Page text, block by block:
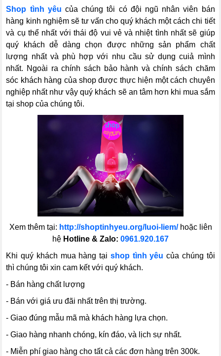
Shop tình yêu của chúng tôi có đội ngũ nhân viên bán
hàng kinh nghiệm sẽ tư vấn cho quý khách một cách chi tiết
và cụ thể nhất với thái độ vui vẻ và nhiệt tình nhất sẽ giúp
quý khách dễ dàng chọn được những sản phẩm chất
lượng nhất và phù hợp với nhu cầu sử dụng cuiả mình
nhất. Ngoài ra chính sách bảo hành và chính sách chăm
sóc khách hàng của shop được thực hiện một cách chuyên
nghiệp nhất như vậy quý khách sẽ an tâm hơn khi mua sắm
tại shop của chúng tôi.
Xem thêm tại: http://shoptinhyeu.org/luoi-liem/hoặc liên
hệ Hotline & Zalo: 0961.920.167
Khi quý khách mua hàng tại shop tình yêu của chúng tôi
thì chúng tôi xin cam kết với quý khách.
- Bán hàng chất lượng
- Bán với giá ưu đãi nhất trên thị trường.
- Giao đúng mẫu mã mà khách hàng lựa chọn.
- Giao hàng nhanh chóng, kín đáo, và lịch sự nhất.
- Miễn phí giao hàng cho tất cả các đơn hàng trên 300k.